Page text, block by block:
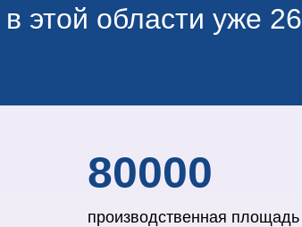
этой области уже 26
80000
производственная площадь